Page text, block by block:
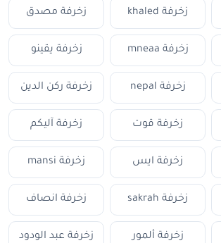
زخرفة khaled زخرفة مصدق
زخرفة mneaa زخرفة يقينو
زخرفة nepal زخرفة ركن الدين
زخرفة قوت زخرفة آليكم
زخرفة ايس زخرفة mansi
زخرفة sakrah زخرفة انصاف
زخرفة ألمور زخرفة عبد الودود